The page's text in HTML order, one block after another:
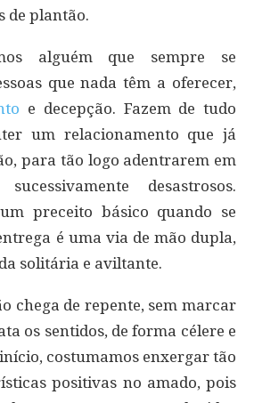
de plantão.
alguém que sempre se
que nada têm a oferecer,
e decepção. Fazem de tudo
um relacionamento que já
para tão logo adentrarem em
desastrosos.
um preceito básico quando se
é uma via de mão dupla,
solitária e aviltante.
chega de repente, sem marcar
os sentidos, de forma célere e
costumamos enxergar tão
positivas no amado, pois